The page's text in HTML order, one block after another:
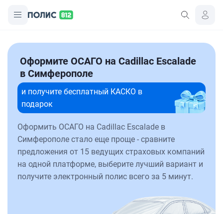
Оформите ОСАГО на Cadillac Escalade
в Симферополе
и получите бесплатный КАСКО в
подарок
Оформить ОСАГО на Cadillac Escalade в
Симферополе стало еще проще - сравните
предложения от 15 ведущих страховых компаний
на одной платформе, выберите лучший вариант и
получите электронный полис всего за 5 минут.